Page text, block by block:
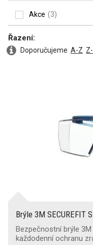
Ochranné
Řazení:
Doporučujeme A-Z
Akce (3)
Brýle 3M SECUREFIT
Bezpečnostní brýle
každodenní ochranu